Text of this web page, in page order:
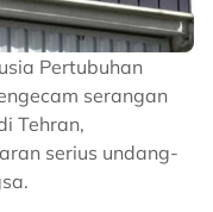
Pertubuhan
serangan
Tehran,
serius undang-